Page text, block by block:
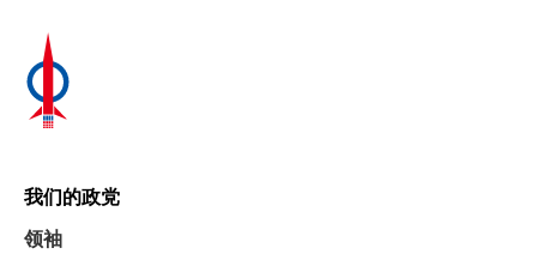
我们的政党
领袖